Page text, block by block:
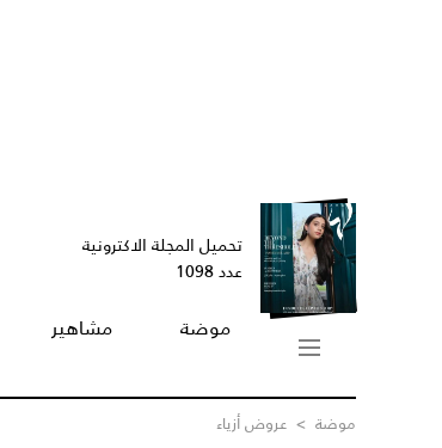
تحميل المجلة الاكترونية
عدد 1098
موضة مشاهير
موضة > عروض أزياء